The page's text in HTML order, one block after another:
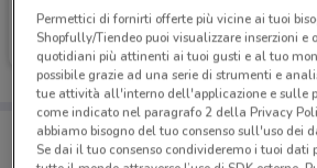
Lidl Viaggi
Scade il 31/12
Porta DoveConviene sempre
Puoi trovare le migliori offerte
Permettici di fornirti offerte più vicine ai tuoi
Shopfully/Tiendeo puoi visualizzare inserzioni e
quotidiani più attinenti ai tuoi gusti e al tuo
possibile grazie ad una serie di strumenti e
tue attività all'interno dell'applicazione e sulle
come indicato nel paragrafo 2 della Privacy
abbiamo bisogno del tuo consenso sull'uso dei
Se dai il tuo consenso condivideremo i tuoi dati